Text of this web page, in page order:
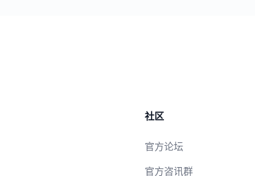
社区
官方论坛
官方咨讯群